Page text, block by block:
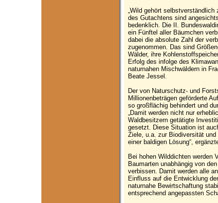
„Wild gehört
des Gutachtens sind
bedenklich. Die II.
ein Fünftel aller Bäumchen
dabei die absolute Zahl der
zugenommen. Das sind
Wälder, ihre
Erfolg des infolge des
naturnahen Mischwäldern in
Beate Jessel.
Der von Naturschutz- und
Millionenbeträgen geförderte
so großflächig behindert und
„Damit werden nicht nur
Waldbesitzern getätigte
gesetzt. Diese Situation ist
Ziele, u.a. zur Biodiversität
einer baldigen Lösung“,
Bei hohen Wilddichten werden
Baumarten unabhängig von
verbissen. Damit werden alle
Einfluss auf die Entwicklung
naturnahe Bewirtschaftung
entsprechend angepassten